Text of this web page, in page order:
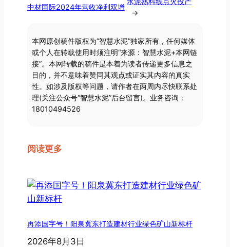
中材国际2024年营收净利双增
→
本网原创稿件版权为“智慧水泥”独家所有，任何媒体
或个人在转载使用时须注明“来源：智慧水泥+本网链
接”。本网转载的稿件是本着为读者传递更多信息之
目的，并不意味着赞同其观点或证实其内容的真实
性。如涉及版权等问题，请作者在两周内尽快联系处
理(关注公众号“智慧水泥”后台留言)。业务咨询：
18010494526
阅读更多
再添国字号！阳泉冀东打造建材行业绿色矿山新标杆
2026年8月3日